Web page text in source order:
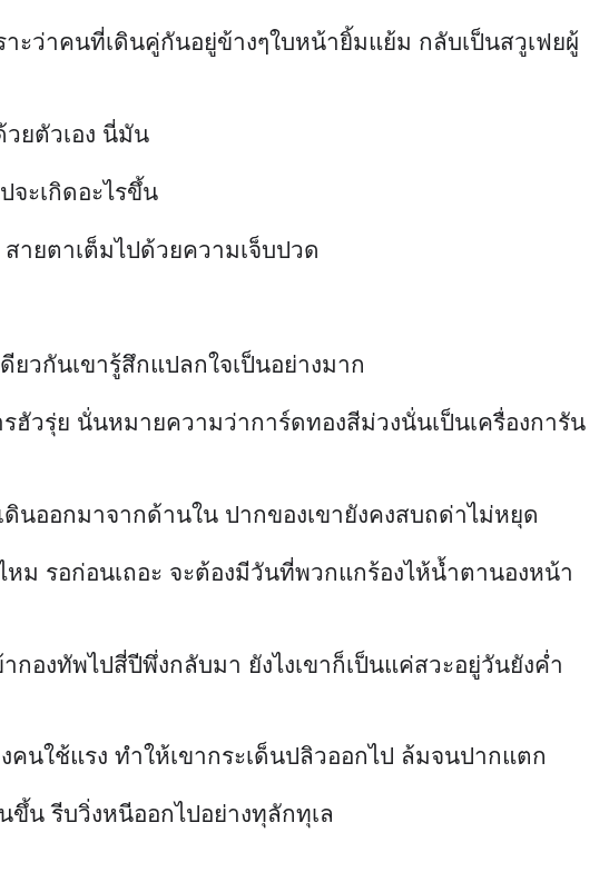
กองทัพไปสี่ปีพึ่งกลับมา ยังไงเขาก็เป็นแค่สวะอยู่วันยังค่ำ
นใช้แรง ทำให้เขากระเด็นปลิวออกไป ล้มจนปากแตก
น รีบวิ่งหนีออกไปอย่างทุลักทุเล